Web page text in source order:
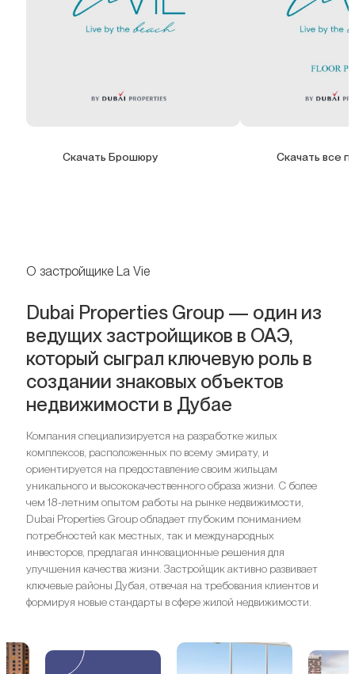
Скачать Брошюру Скачать все
О застройщике La Vie
Dubai Properties Group — один из
ведущих застройщиков в ОАЭ,
который сыграл ключевую роль в
создании знаковых объектов
недвижимости в Дубае
Компания специализируется на разработке жилых
комплексов, расположенных по всему эмирату, и
ориентируется на предоставление своим жильцам
уникального и высококачественного образа жизни. С более
чем 18-летним опытом работы на рынке недвижимости,
Dubai Properties Group обладает глубоким пониманием
потребностей как местных, так и международных
инвесторов, предлагая инновационные решения для
улучшения качества жизни. Застройщик активно развивает
ключевые районы Дубая, отвечая на требования клиентов и
формируя новые стандарты в сфере жилой недвижимости.